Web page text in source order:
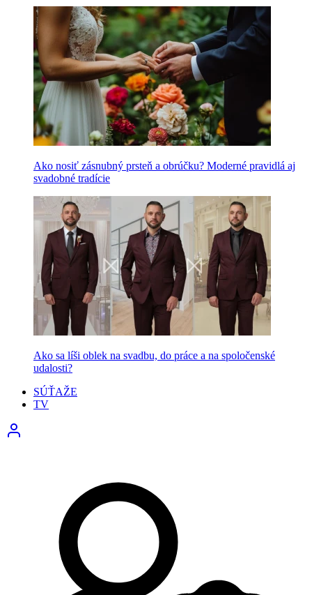
Ako nosiť zásnubný prsteň a obrúčku? Moderné pravidlá aj
svadobné tradície
Ako sa líši oblek na svadbu, do práce a na spoločenské
udalosti?
SÚŤAŽE
TV